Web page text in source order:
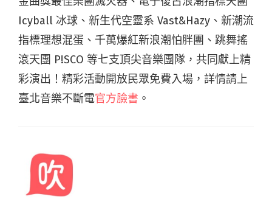
Icyball 冰球、新生代空靈系 Vast&Hazy、新潮流
指標理想混蛋、千萬爆紅新浪潮怕胖團、跳舞搖
滾天團 P!SCO 等七支頂尖音樂團隊，共同獻上精
彩演出！精彩活動開放民眾免費入場，詳情請上
臺北音樂不斷電官方臉書 。